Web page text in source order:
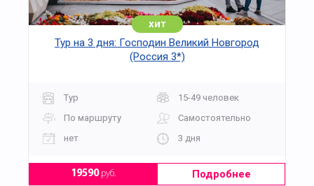
хит
Тур на 3 дня: Господин Великий Новгород
(Россия 3*)
Тур
15-49 человек
По маршруту
Самостоятельно
нет
3 дня
19590руб. Подробнее